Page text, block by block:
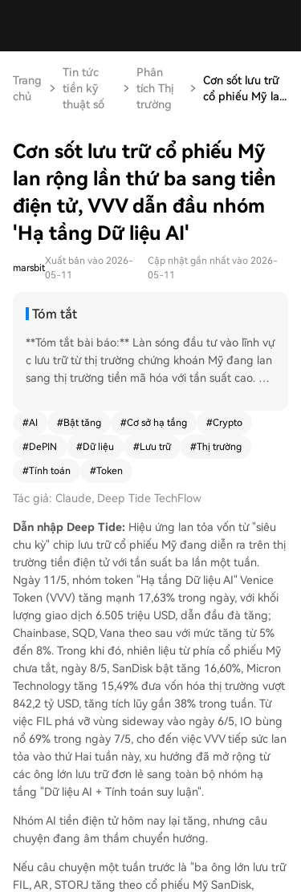
Trang
chủ
Tin tức
tiền kỹ
thuật số
Phân
tích Thị
trường
Cơn sốt lưu trữ
cổ phiếu Mỹ la...
Cơn sốt lưu trữ cổ phiếu Mỹ
lan rộng lần thứ ba sang tiền
điện tử, VVV dẫn đầu nhóm
'Hạ tầng Dữ liệu AI'
marsbit
Xuất bản vào 2026-
05-11
Cập nhật gần nhất vào 2026-
05-11
Tóm tắt
**Tóm tắt bài báo:** Làn sóng đầu tư vào lĩnh vự
c lưu trữ từ thị trường chứng khoán Mỹ đang lan
sang thị trường tiền mã hóa với tần suất cao. Ng
u đà tăng, cùng với các token khác như Chainba
se, SQD, Vana. Động lực chính bắt nguồn từ đợt
tăng giá cổ phiếu ngành bộ nhớ (như SanDisk,
vọt. Ban đầu (ngày 6/5), làn sóng tác động đến
các token lưu trữ thuần túy như FIL, AR, STORJ.
Sang ngày 7/5, nó mở rộng sang cả mảng DePI
N, với IO tăng tới 69%. Đến giai đoạn hiện tại (n
gày 11/5), trọng tâm đã chuyển dịch từ "lưu trữ"
sang "cơ sở hạ tầng AI" rộng hơn, bao gồm cả s
uy luận AI (VVV) và mạng dữ liệu. VVV nổi bật k
hông chỉ nhờ tác động ngoại lai từ thị trường Mỹ
mà còn do các yếu tố nội tại như cơ chế giảm p
hát (mua lại và đốt token), cùng những hợp tác
thực tế. Trong khi đó, các dự án lưu trữ truyền th
ống khác chỉ tăng nhẹ dưới 4%. Sự thay đổi này
cho thấy dòng tiền đang trở nên chọn lọc hơn, tì
m kiếm các tài sản có câu chuyện phát triển cụ t
hể thay vì dàn trải. Sự bền vững của xu hướng n
ày phụ thuộc vào việc cơn sốt chip bộ nhớ tại M
ỹ có tiếp tục hay không, trong bối cảnh nguồn c
ung vẫn rất hạn chế đến tận năm 2026.
#AI #Bật tăng #Cơ sở hạ tầng #Crypto
#DePIN #Dữ liệu #Lưu trữ #Thị trường
#Tính toán #Token
Tác giả: Claude, Deep Tide TechFlow
Dẫn nhập Deep Tide: Hiệu ứng lan tỏa vốn từ "siêu
chu kỳ" chip lưu trữ cổ phiếu Mỹ đang diễn ra trên thị
trường tiền điện tử với tần suất ba lần một tuần.
Ngày 11/5, nhóm token "Hạ tầng Dữ liệu AI" Venice
Token (VVV) tăng mạnh 17,63% trong ngày, với khối
lượng giao dịch 6.505 triệu USD, dẫn đầu đà tăng;
Chainbase, SQD, Vana theo sau với mức tăng từ 5%
đến 8%. Trong khi đó, nhiên liệu từ phía cổ phiếu Mỹ
chưa tắt, ngày 8/5, SanDisk bật tăng 16,60%, Micron
Technology tăng 15,49% đưa vốn hóa thị trường vượt
842,2 tỷ USD, tăng tích lũy gần 38% trong tuần. Từ
việc FIL phá vỡ vùng sideway vào ngày 6/5, IO bùng
nổ 69% trong ngày 7/5, cho đến việc VVV tiếp sức lan
tỏa vào thứ Hai tuần này, xu hướng đã mở rộng từ
các ông lớn lưu trữ đơn lẻ sang toàn bộ nhóm hạ
tầng "Dữ liệu AI + Tính toán suy luận".
Nhóm AI tiền điện tử hôm nay lại tăng, nhưng câu
chuyện đang âm thầm chuyển hướng.
Nếu câu chuyện một tuần trước là "ba ông lớn lưu trữ
FIL, AR, STORJ tăng theo cổ phiếu Mỹ SanDisk,